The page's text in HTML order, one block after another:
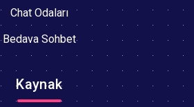
Chat Odaları
Bedava Sohbet
Kaynak